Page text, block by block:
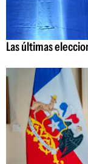
Las últimas